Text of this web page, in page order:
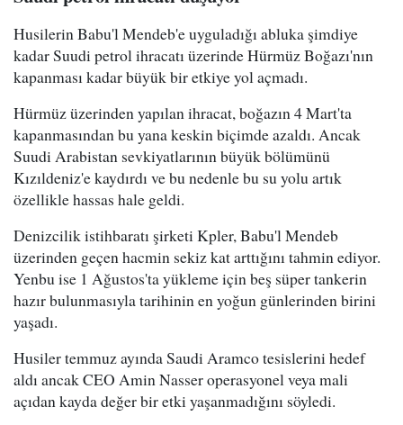
Husilerin Babu'l Mendeb'e uyguladığı abluka şimdiye
kadar Suudi petrol ihracatı üzerinde Hürmüz Boğazı'nın
kapanması kadar büyük bir etkiye yol açmadı.
Hürmüz üzerinden yapılan ihracat, boğazın 4 Mart'ta
kapanmasından bu yana keskin biçimde azaldı. Ancak
Suudi Arabistan sevkiyatlarının büyük bölümünü
Kızıldeniz'e kaydırdı ve bu nedenle bu su yolu artık
özellikle hassas hale geldi.
Denizcilik istihbaratı şirketi Kpler, Babu'l Mendeb
üzerinden geçen hacmin sekiz kat arttığını tahmin ediyor.
Yenbu ise 1 Ağustos'ta yükleme için beş süper tankerin
hazır bulunmasıyla tarihinin en yoğun günlerinden birini
yaşadı.
Husiler temmuz ayında Saudi Aramco tesislerini hedef
aldı ancak CEO Amin Nasser operasyonel veya mali
açıdan kayda değer bir etki yaşanmadığını söyledi.